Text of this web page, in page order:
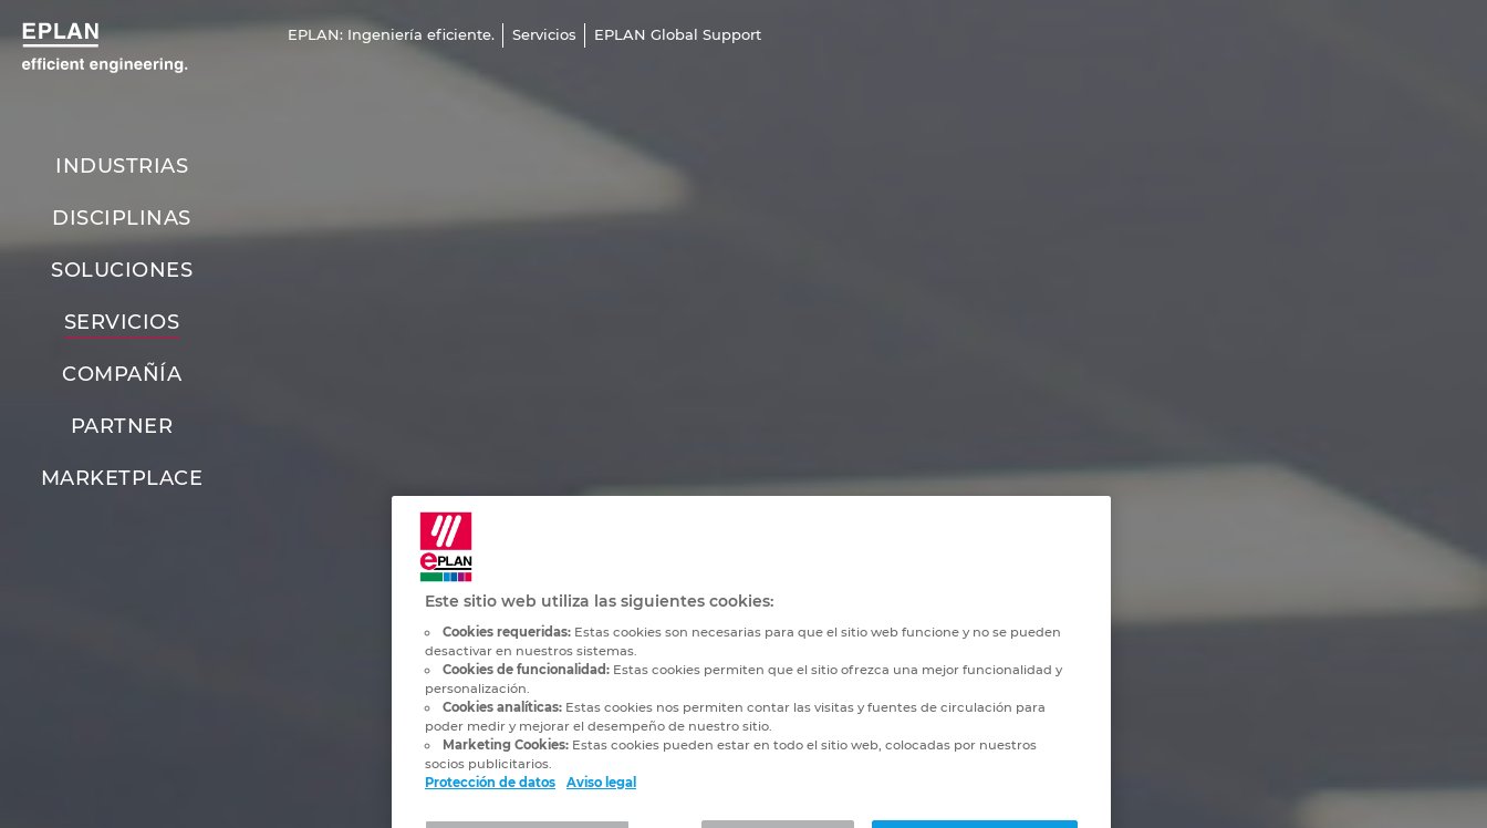
EPLAN: Ingeniería eficiente. Servicios EPLAN Global Support
INDUSTRIAS
DISCIPLINAS
SOLUCIONES
SERVICIOS
COMPAÑÍA
PARTNER
MARKETPLACE
Este sitio web utiliza las siguientes cookies:
Cookies requeridas: Estas cookies son necesarias para que el sitio web funcione y no se pueden
desactivar en nuestros sistemas.
Cookies de funcionalidad: Estas cookies permiten que el sitio ofrezca una mejor funcionalidad y
personalización.
Cookies analíticas: Estas cookies nos permiten contar las visitas y fuentes de circulación para
poder medir y mejorar el desempeño de nuestro sitio.
Marketing Cookies: Estas cookies pueden estar en todo el sitio web, colocadas por nuestros
socios publicitarios.
Protección de datos
Aviso legal